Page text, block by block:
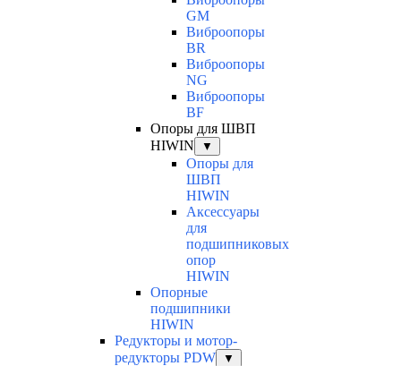
GM
Виброопоры
BR
Виброопоры
NG
Виброопоры
BF
Опоры для ШВП
HIWIN
▼
Опоры для
ШВП
HIWIN
Аксессуары
для
подшипниковых
опор
HIWIN
Опорные
подшипники
HIWIN
Редукторы и мотор-
редукторы PDW
▼